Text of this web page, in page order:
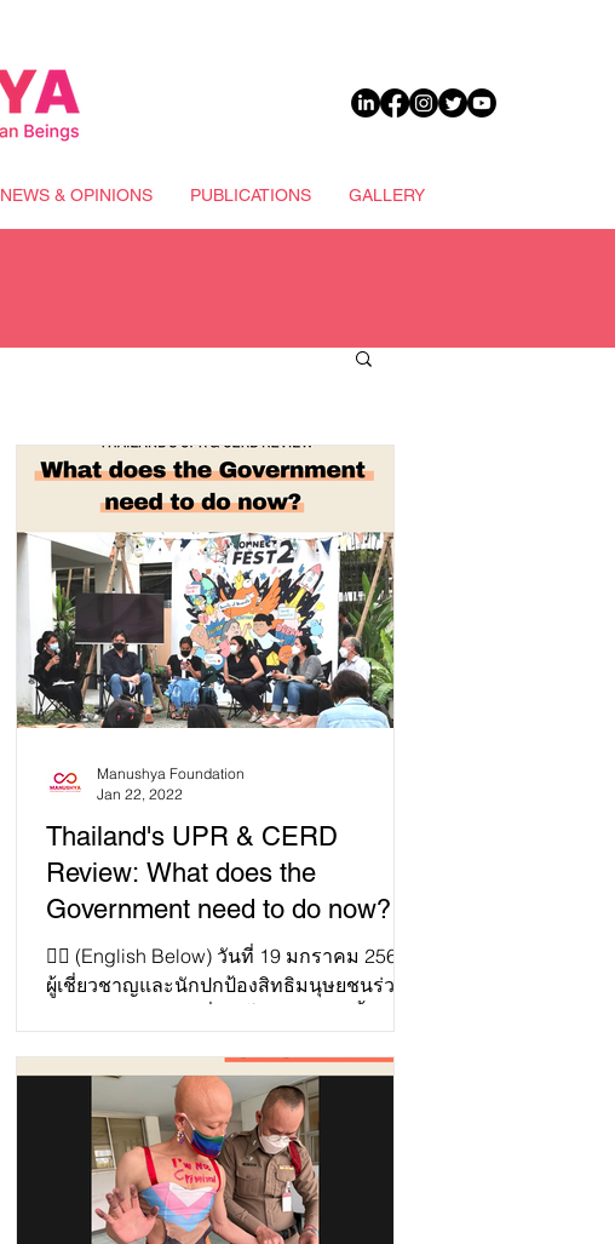
NEWS & OPINIONS PUBLICATIONS GALLERY
Thailand's UPR & CERD
Review: What does the
Government need to do now?
✊🏻 (English Below) วันที่ 19 มกราคม 2565
ผู้เชี่ยวชาญและนักปกป้องสิทธิมนุษยชนร่วม
Manushya Foundation
Jan 22, 2022